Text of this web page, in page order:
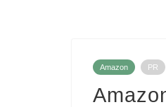
Amazon PR